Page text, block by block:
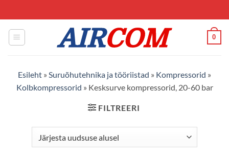
to
content
0
Esileht » Suruõhutehnika ja tööriistad » Kompressorid »
Kolbkompressorid » Kesksurve kompressorid, 20-60 bar
FILTREERI